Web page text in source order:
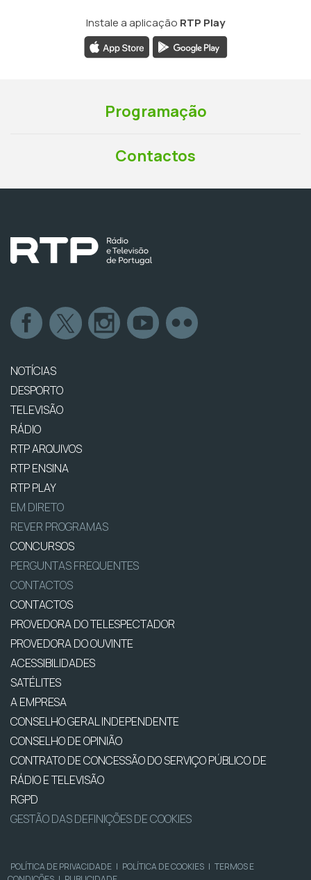
Instale a aplicação RTP Play
Programação
Contactos
NOTÍCIAS
DESPORTO
TELEVISÃO
RÁDIO
RTP ARQUIVOS
RTP ENSINA
RTP PLAY
EM DIRETO
REVER PROGRAMAS
CONCURSOS
PERGUNTAS FREQUENTES
CONTACTOS
CONTACTOS
PROVEDORA DO TELESPECTADOR
PROVEDORA DO OUVINTE
ACESSIBILIDADES
SATÉLITES
A EMPRESA
CONSELHO GERAL INDEPENDENTE
CONSELHO DE OPINIÃO
CONTRATO DE CONCESSÃO DO SERVIÇO PÚBLICO DE
RÁDIO E TELEVISÃO
RGPD
GESTÃO DAS DEFINIÇÕES DE COOKIES
POLÍTICA DE PRIVACIDADE | POLÍTICA DE COOKIES | TERMOS E